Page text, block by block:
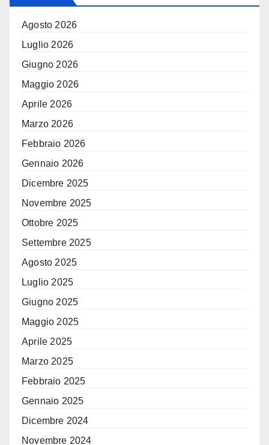
Agosto 2026
Luglio 2026
Giugno 2026
Maggio 2026
Aprile 2026
Marzo 2026
Febbraio 2026
Gennaio 2026
Dicembre 2025
Novembre 2025
Ottobre 2025
Settembre 2025
Agosto 2025
Luglio 2025
Giugno 2025
Maggio 2025
Aprile 2025
Marzo 2025
Febbraio 2025
Gennaio 2025
Dicembre 2024
Novembre 2024